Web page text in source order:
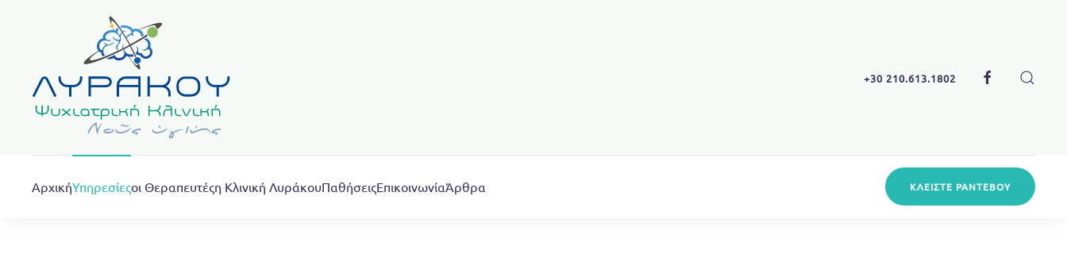
Skip to main content
+30 210.613.1802
ΑρχικήΥπηρεσίεςοι Θεραπευτέςη Κλινική ΛυράκουΠαθήσειςΕπικοινωνίαΆρθρα ΚΛΕΊΣΤΕ ΡΑΝΤΕΒΟΎ